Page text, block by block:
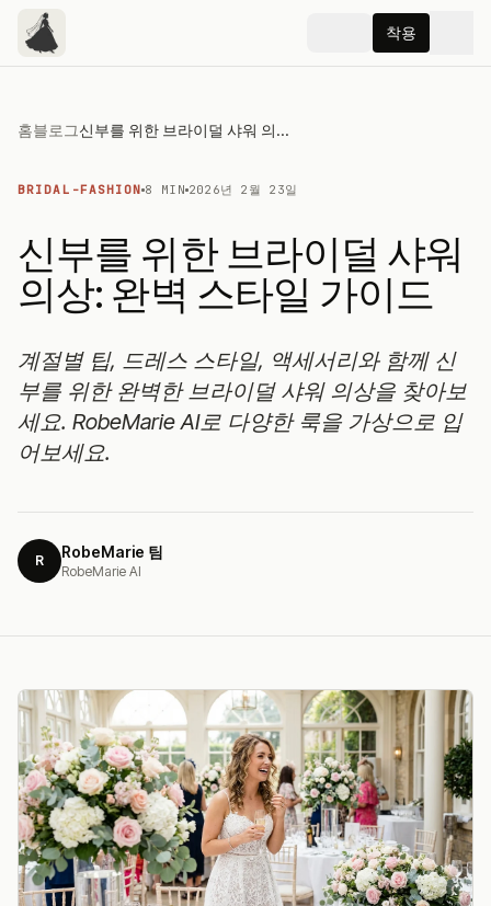
착용
홈블로그 신부를 위한 브라이덜 샤워 의상: 완벽 스타일 가이드
BRIDAL-FASHION 8 MIN 2026년 2월 23일
신부를 위한 브라이덜 샤워
의상: 완벽 스타일 가이드
계절별 팁, 드레스 스타일, 액세서리와 함께 신
부를 위한 완벽한 브라이덜 샤워 의상을 찾아보
세요. RobeMarie AI로 다양한 룩을 가상으로 입
어보세요.
R RobeMarie 팀
RobeMarie AI